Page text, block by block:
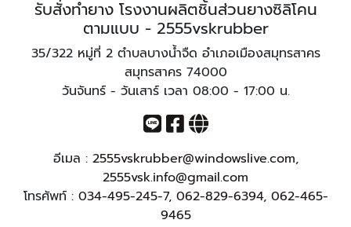
รับสั่งทำยาง โรงงานผลิตชิ้นส่วนยางซิลิโคน
ตามแบบ - 2555vskrubber
35/322 หมู่ที่ 2 ตำบลบางน้ำจืด อำเภอเมืองสมุทรสาคร
สมุทรสาคร 74000
วันจันทร์ - วันเสาร์ เวลา 08:00 - 17:00 น.
อีเมล : 2555vskrubber@windowslive.com,
2555vsk.info@gmail.com
โทรศัพท์ : 034-495-245-7, 062-829-6394, 062-465-
9465